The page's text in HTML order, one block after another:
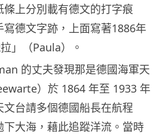
上分別載有德文的打字痕
德文字跡，上面寫著1886年
」（Paula）。
的丈夫發現那是德國海軍天
）於 1864 年至 1933 年
台請多個德國船長在航程
大海，藉此追蹤洋流。當時